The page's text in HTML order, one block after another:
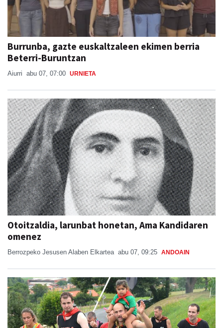
Burrunba, gazte euskaltzaleen ekimen berria
Beterri-Buruntzan
Aiurri abu 07, 07:00 URNIETA
Otoitzaldia, larunbat honetan, Ama Kandidaren
omenez
Berrozpeko Jesusen Alaben Elkartea abu 07, 09:25 ANDOAIN